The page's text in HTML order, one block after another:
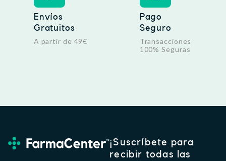
Envíos
Gratuitos
A partir de 49€
Pago
Seguro
Transacciones
100% Seguras
¡Suscríbete para
recibir todas las